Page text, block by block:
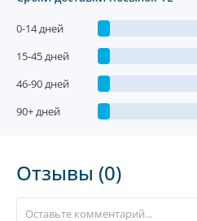
0-14 дней
15-45 дней
46-90 дней
90+ дней
Отзывы (0)